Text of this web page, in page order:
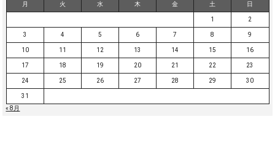
月 火 水 木 金 土 日
1 2
3 4 5 6 7 8 9
10 11 12 13 14 15 16
17 18 19 20 21 22 23
24 25 26 27 28 29 30
31
« 8月